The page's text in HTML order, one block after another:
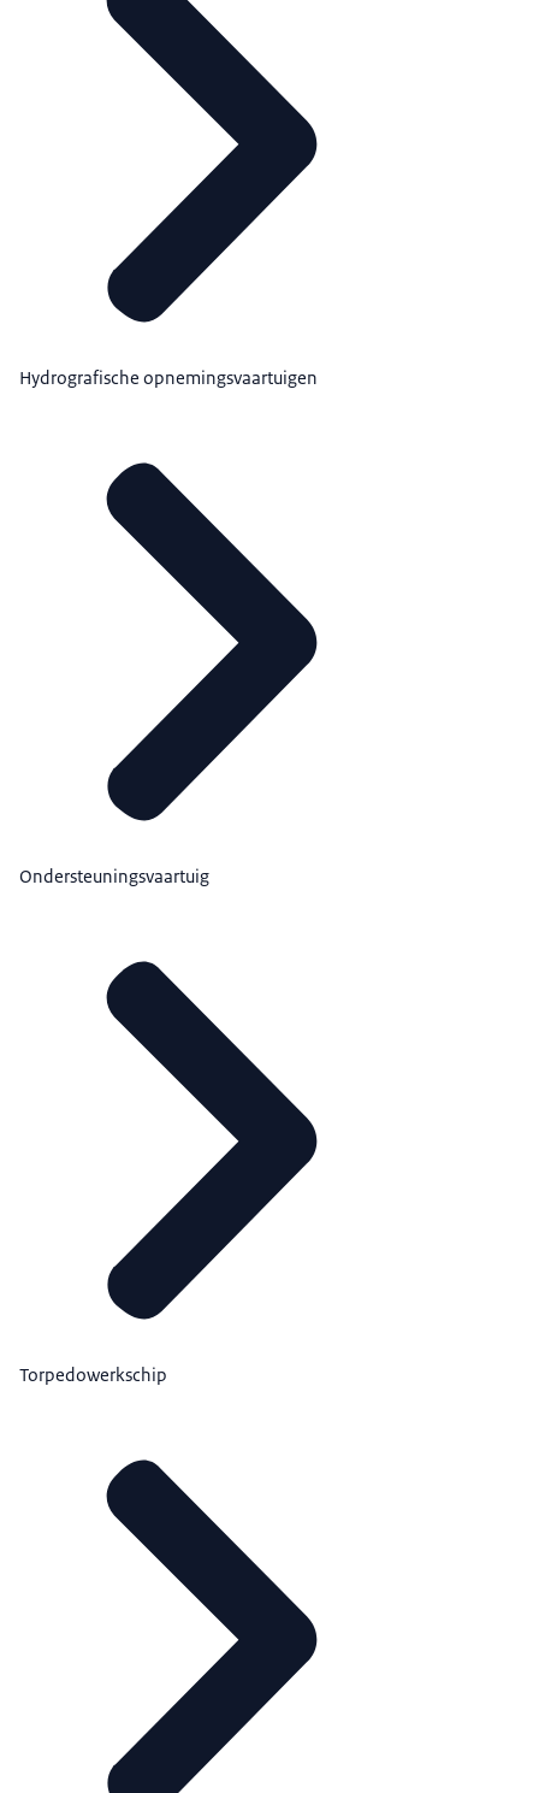
Hydrografische opnemingsvaartuigen
Ondersteuningsvaartuig
Torpedowerkschip